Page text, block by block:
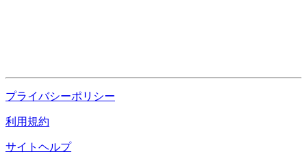
プライバシーポリシー
利用規約
サイトヘルプ